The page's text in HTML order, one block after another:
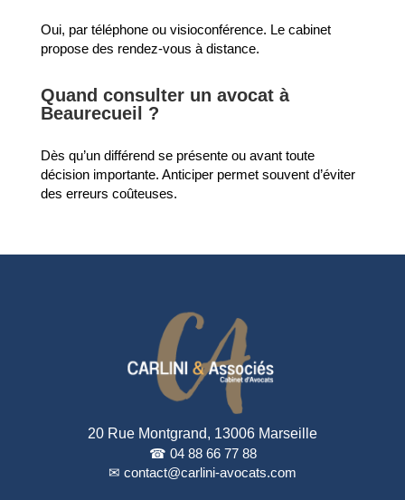
Oui, par téléphone ou visioconférence. Le cabinet
propose des rendez-vous à distance.
Quand consulter un avocat à
Beaurecueil ?
Dès qu’un différend se présente ou avant toute
décision importante. Anticiper permet souvent d’éviter
des erreurs coûteuses.
20 Rue Montgrand, 13006 Marseille
☎ 04 88 66 77 88
✉ contact@carlini-avocats.com